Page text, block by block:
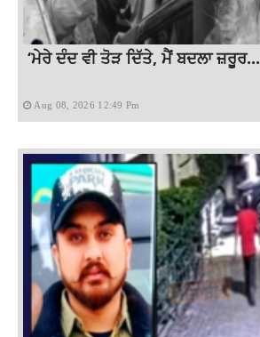
‘ਮੇਰੇ ਦੰਦ ਵੀ ਤੋੜ ਦਿੱਤੇ, ਮੈਂ ਬਦਲਾ ਜ਼ਰੂਰ...
Aug 08, 2026 12:49 Pm